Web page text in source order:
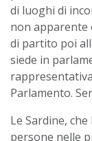
di luoghi di
non apparente
di partito poi
siede in
Parlamento.
Le Sardine,
persone nelle